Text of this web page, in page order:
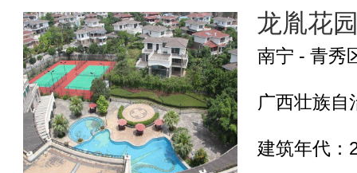
龙胤花
南宁 - 青秀
广西壮族自
建筑年代：